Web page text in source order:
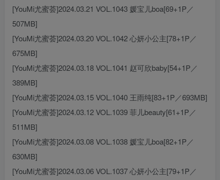
[YouMi尤蜜荟]2024.03.21 VOL.1043 媛宝儿boa[69+1P／
507MB]
[YouMi尤蜜荟]2024.03.20 VOL.1042 心妍小公主[78+1P／
675MB]
[YouMi尤蜜荟]2024.03.18 VOL.1041 赵可欣baby[54+1P／
389MB]
[YouMi尤蜜荟]2024.03.15 VOL.1040 王雨纯[83+1P／693MB]
[YouMi尤蜜荟]2024.03.12 VOL.1039 菲儿beauty[61+1P／
511MB]
[YouMi尤蜜荟]2024.03.08 VOL.1038 媛宝儿boa[82+1P／
630MB]
[YouMi尤蜜荟]2024.03.06 VOL.1037 心妍小公主[79+1P／